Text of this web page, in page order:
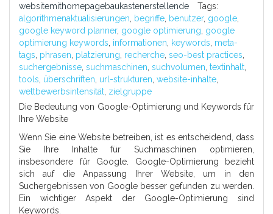
websitemithomepagebaukastenerstellende
Tags:
algorithmenaktualisierungen
begriffe benutzer, google
google keyword planner, google optimierung google
optimierung keywords informationen keywords meta-
tags phrasen platzierung recherche seo-best practices
suchergebnisse suchmaschinen suchvolumen textinhalt
tools überschriften url-strukturen website-inhalte
wettbewerbsintensität zielgruppe
Die Bedeutung von Google-Optimierung und Keywords für
Ihre Website
Wenn Sie eine Website betreiben, ist es entscheidend, dass
Sie Ihre Inhalte für Suchmaschinen optimieren,
insbesondere für Google. Google-Optimierung bezieht
sich auf die Anpassung Ihrer Website, um in den
Suchergebnissen von Google besser gefunden zu werden.
Ein wichtiger Aspekt der Google-Optimierung sind
Keywords.